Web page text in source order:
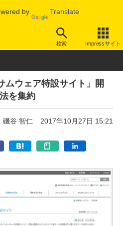
by Translate
検索 Impressサイト
ウイルス/マルウェア
ムウェア特設サイト」開
を集約
磯谷 智仁 2017年10月27日 15:21